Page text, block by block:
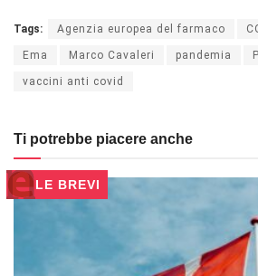
Tags: Agenzia europea del farmaco
Ema Marco Cavaleri pandemia
vaccini anti covid
Ti potrebbe piacere anche
LE BREVI